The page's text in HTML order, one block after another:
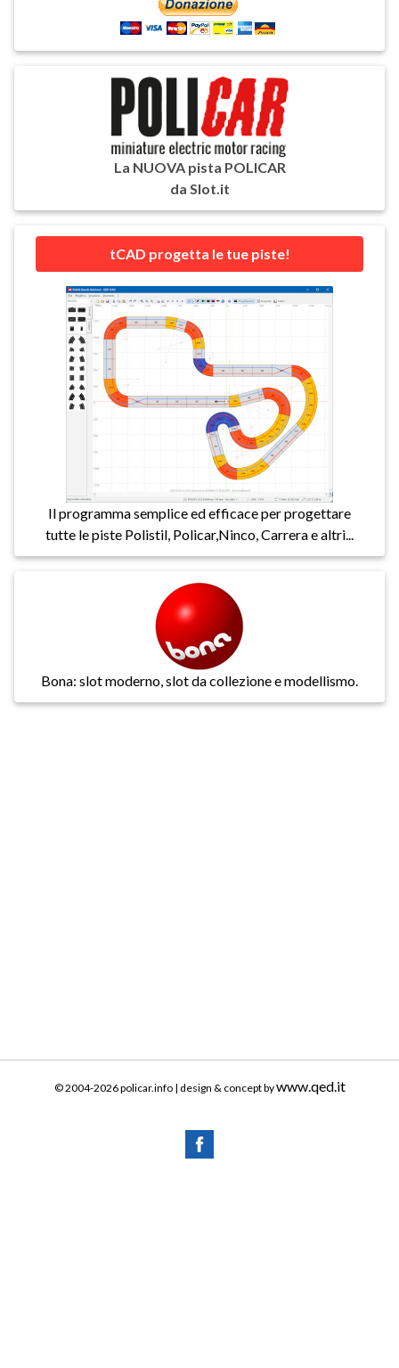
La NUOVA pista POLICAR
da Slot.it
tCAD progetta le tue piste!
Il programma semplice ed efficace per progettare
tutte le piste Polistil, Policar,Ninco, Carrera e altri...
Bona: slot moderno, slot da collezione e modellismo.
© 2004-2026 policar.info | design & concept bywww.qed.it